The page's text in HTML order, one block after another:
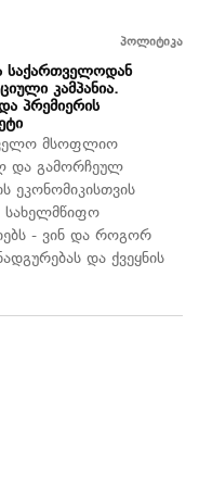
პოლიტიკა
საქართველოდან
კამპანია.
პრემიერის
მსოფლიო
და გამორჩეულ
ეკონომიკისთვის
სახელმწიფო
- ვინ და როგორ
და ქვეყნის